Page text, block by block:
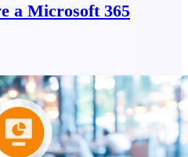
a Microsoft 365